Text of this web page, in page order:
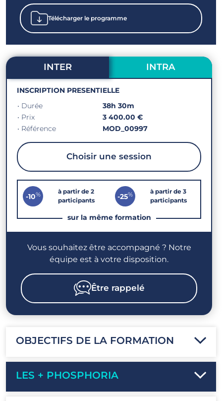
Télécharger le programme
INTER INTRA
INSCRIPTION PRESENTIELLE
• Durée
38h 30m
• Prix
3 400.00 €
• Référence
MOD_00997
Choisir une session
sur la même formation
-10%
à partir de 2
participants
-25%
à partir de 3
participants
Vous souhaitez être accompagné ? Notre
équipe est à votre disposition.
Être rappelé
OBJECTIFS DE LA FORMATION
LES + PHOSPHORIA